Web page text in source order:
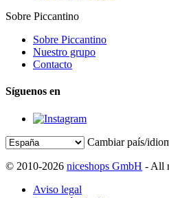
Sobre Piccantino
Sobre Piccantino
Nuestro grupo
Contacto
Síguenos en
Cambiar país/
© 2010-2026 niceshops GmbH - All
Aviso legal